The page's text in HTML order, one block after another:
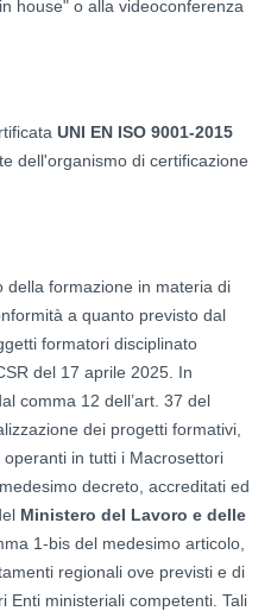
house" o alla videoconferenza
UNI EN ISO 9001-2015
dell'organismo di certificazione
della formazione in materia di
a quanto previsto dal
formatori disciplinato
del 17 aprile 2025. In
comma 12 dell’art. 37 del
dei progetti formativi,
in tutti i Macrosettori
decreto, accreditati ed
Ministero del Lavoro e delle
1-bis del medesimo articolo,
regionali ove previsti e di
Enti ministeriali competenti. Tali